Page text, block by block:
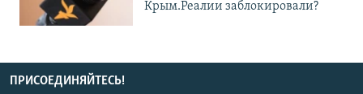
Крым.Реалии заблокировали?
ПРИСОЕДИНЯЙТЕСЬ!